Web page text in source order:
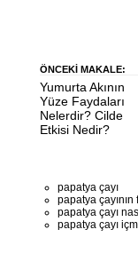
ÖNCEKI MAKALE:
Yumurta Akının
Yüze Faydaları
Nelerdir? Cilde
Etkisi Nedir?
papatya çayı
papatya çayının
papatya çayı
papatya çayı